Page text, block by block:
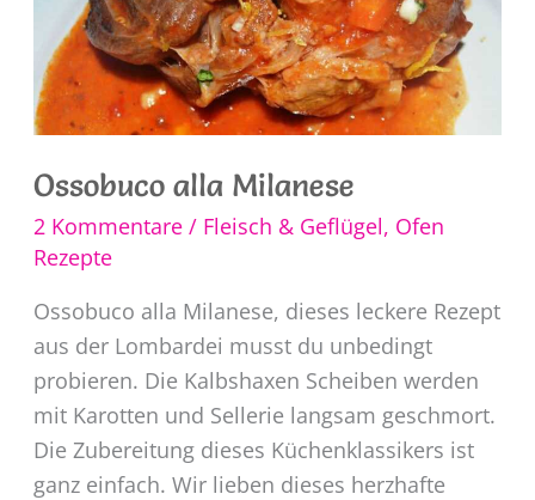
Ossobuco alla Milanese
2 Kommentare / Fleisch & Geflügel, Ofen
Rezepte
Ossobuco alla Milanese, dieses leckere Rezept
aus der Lombardei musst du unbedingt
probieren. Die Kalbshaxen Scheiben werden
mit Karotten und Sellerie langsam geschmort.
Die Zubereitung dieses Küchenklassikers ist
ganz einfach. Wir lieben dieses herzhafte